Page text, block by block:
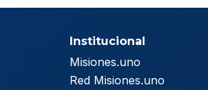
Institucional
Misiones.uno
Red Misiones.uno